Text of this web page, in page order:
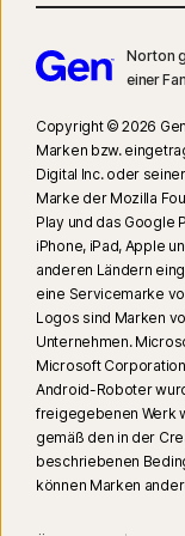
Der automatischen
Sprache auf den
Windows 11 oder
erforderlich. Für die
(Qualcomm- oder Intel-
RAM) oder ein PC
Prozessorkernen, 16
mit mindestens 4
Scans verfügbar.
Norton.com/
Der Deepfake-Schutz
Rahmen eines Early
YouTube-Videos auf
Norton
einer
Copyright © 2026
Marken bzw.
Digital Inc. oder
Marke der Mozilla
Play und das Google
iPhone, iPad, Apple
anderen Ländern
eine Servicemarke
Logos sind Marken
Unternehmen.
Microsoft
Android-Roboter
freigegebenen Werk
gemäß den in der
beschriebenen
können Marken